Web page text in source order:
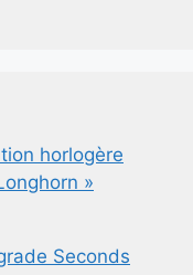
horlogère
»
Seconds